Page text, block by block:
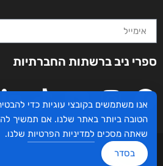
ספרי ניב ברשתות החברתיות
עיצוב ובניית האתר: ספרי ניב © כל הזכויות
אנו משתמשים בקובצי עוגיות כדי
הטובה ביותר באתר שלנו. אם תמשיך
שאתה מסכים למדיניות הפרטיות שלנו.
בסדר